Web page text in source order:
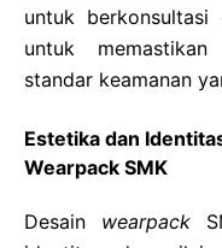
untuk berkonsultasi
untuk
standar keamanan
Estetika dan
Wearpack SMK
Desain wearpack